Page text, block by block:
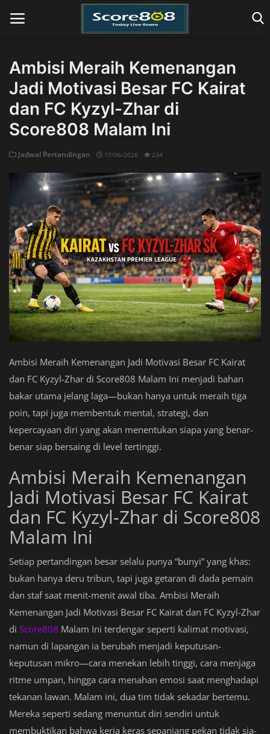
Home
Ambisi Meraih Kemenangan
Jadi Motivasi Besar FC Kairat
dan FC Kyzyl-Zhar di
Score808 Malam Ini
Jadwal Pertandingan 17/06/2026 234
Ambisi Meraih Kemenangan Jadi Motivasi Besar FC Kairat
dan FC Kyzyl-Zhar di Score808 Malam Ini menjadi bahan
bakar utama jelang laga—bukan hanya untuk meraih tiga
poin, tapi juga membentuk mental, strategi, dan
kepercayaan diri yang akan menentukan siapa yang benar-
benar siap bersaing di level tertinggi.
Ambisi Meraih Kemenangan
Jadi Motivasi Besar FC Kairat
dan FC Kyzyl-Zhar di Score808
Malam Ini
Setiap pertandingan besar selalu punya “bunyi” yang khas:
bukan hanya deru tribun, tapi juga getaran di dada pemain
dan staf saat menit-menit awal tiba. Ambisi Meraih
Kemenangan Jadi Motivasi Besar FC Kairat dan FC Kyzyl-Zhar
di Score808 Malam Ini terdengar seperti kalimat motivasi,
namun di lapangan ia berubah menjadi keputusan-
keputusan mikro—cara menekan lebih tinggi, cara menjaga
ritme umpan, hingga cara menahan emosi saat menghadapi
tekanan lawan. Malam ini, dua tim tidak sekadar bertemu.
Mereka seperti sedang menuntut diri sendiri untuk
membuktikan bahwa kerja keras sepanjang pekan tidak sia-